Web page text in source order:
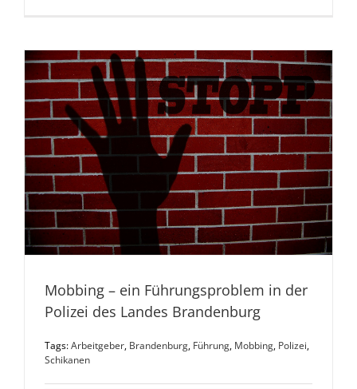
Mobbing – ein Führungsproblem in der
Polizei des Landes Brandenburg
Tags:Arbeitgeber, Brandenburg, Führung, Mobbing, Polizei,
Schikanen